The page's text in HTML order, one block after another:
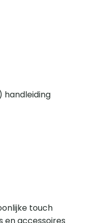
handleiding
touch